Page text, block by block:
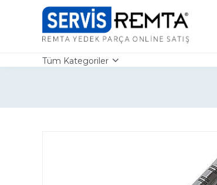
Tüm Kategoriler